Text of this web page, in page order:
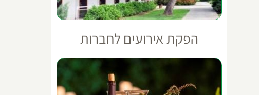
הפקת אירועים לחברות